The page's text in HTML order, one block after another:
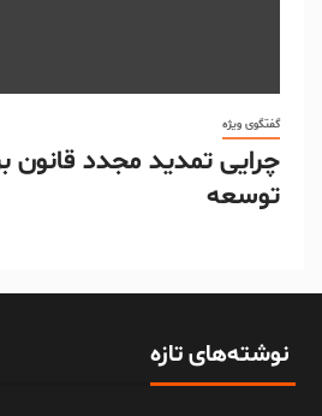
گفتگوی ویژه
چرایی تمدید مجدد قانون
توسعه
نوشته‌های تازه